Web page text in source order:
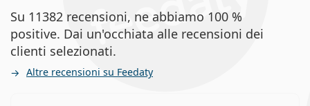
Su 11382 recensioni, ne abbiamo 100 %
positive. Dai un'occhiata alle recensioni dei
clienti selezionati.
Altre recensioni su Feedaty